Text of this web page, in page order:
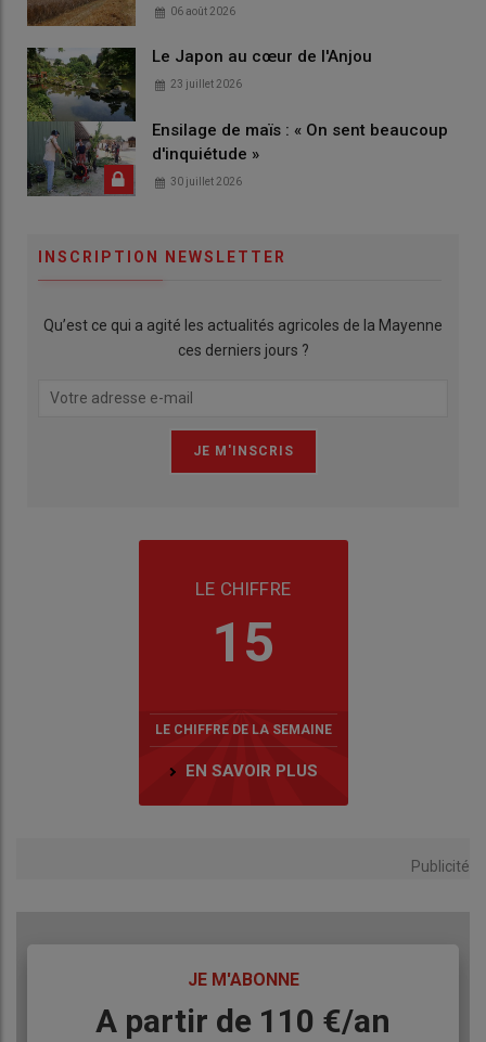
06 août 2026
Le Japon au cœur de l'Anjou
23 juillet 2026
Ensilage de maïs : « On sent beaucoup
d'inquiétude »
30 juillet 2026
INSCRIPTION NEWSLETTER
Qu’est ce qui a agité les actualités agricoles de la Mayenne
ces derniers jours ?
LE CHIFFRE
15
LE CHIFFRE DE LA SEMAINE
EN SAVOIR PLUS
Publicité
JE M'ABONNE
BodyA partir de 110 €/an